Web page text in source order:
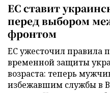
ЕС ставит
перед выбором
фронтом
ЕС ужесточил правила
временной защиты
возраста: теперь
избежавшим службы в